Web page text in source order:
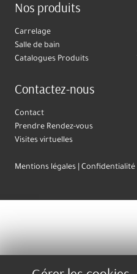
Nos produits
Carrelage
Salle de bain
Catalogues Produits
Contactez-nous
Contact
Prendre Rendez-vous
Visites virtuelles
Mentions légales Confidentialité